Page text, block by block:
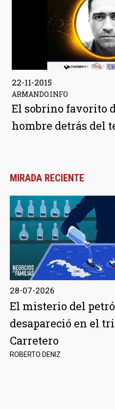
22-11-2015
ARMANDO.INFO
El sobrino favorito
hombre detrás del
MIRADA RECIENTE
28-07-2026
El misterio del
desapareció en el
Carretero
ROBERTO DENIZ